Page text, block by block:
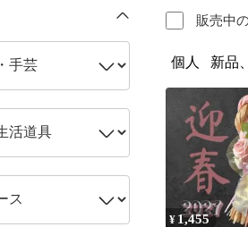
販売中
個人 新品
¥ 1,455